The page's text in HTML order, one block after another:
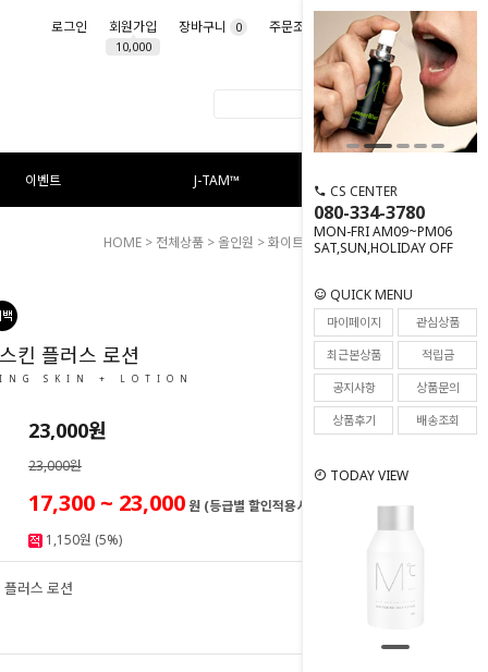
로그인 회원가입
10,000
장바구니 0 주문조회 마이페이지
이벤트 J-TAM™
CS CENTER
080-334-3780
MON-FRI AM09~PM06
SAT,SUN,HOLIDAY OFF
QUICK MENU
마이페이지
관심상품
최근본상품
적립금
공지사항
상품문의
상품후기
배송조회
TODAY VIEW
HOME > 전체상품 >올인원 > 화이트닝 스킨 플러스 로션
244
킨 플러스 로션
SKIN + LOTION
23,000원
23,000원
17,300 ~ 23,000원 (등급별 할인적용시)
1,150원 (5%)
러스 로션